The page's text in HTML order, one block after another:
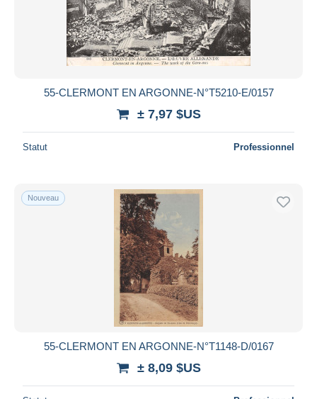
55-CLERMONT EN ARGONNE-N°T5210-E/0157
± 7,97 $US
Statut Professionnel
Nouveau
55-CLERMONT EN ARGONNE-N°T1148-D/0167
± 8,09 $US